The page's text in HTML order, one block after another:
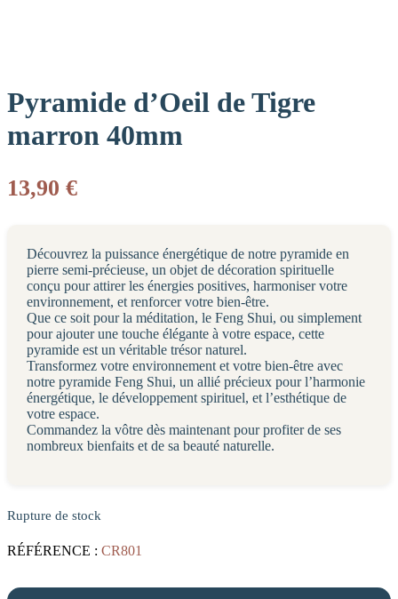
Pyramide d’Oeil de Tigre
marron 40mm
13,90 €
Découvrez la puissance énergétique de notre pyramide en
pierre semi-précieuse, un objet de décoration spirituelle
conçu pour attirer les énergies positives, harmoniser votre
environnement, et renforcer votre bien-être.
Que ce soit pour la méditation, le Feng Shui, ou simplement
pour ajouter une touche élégante à votre espace, cette
pyramide est un véritable trésor naturel.
Transformez votre environnement et votre bien-être avec
notre pyramide Feng Shui, un allié précieux pour l’harmonie
énergétique, le développement spirituel, et l’esthétique de
votre espace.
Commandez la vôtre dès maintenant pour profiter de ses
nombreux bienfaits et de sa beauté naturelle.
Rupture de stock
RÉFÉRENCE : CR801